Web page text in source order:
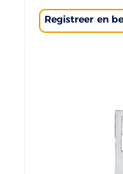
Registreer en